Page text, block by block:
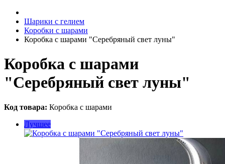
Шарики с гелием
Коробки с шарами
Коробка с шарами "Серебряный свет луны"
Коробка с шарами
"Серебряный свет луны"
Код товара: Коробка с шарами
Лучшее